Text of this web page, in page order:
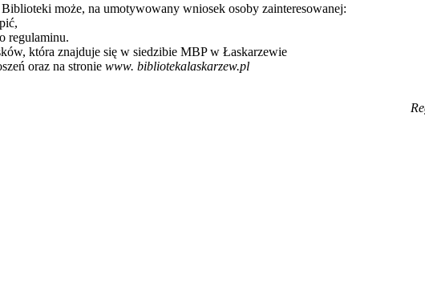
może, na umotywowany wniosek osoby zainteresowanej:
regulaminu.
która znajduje się w siedzibie MBP w Łaskarzewie
oraz na stronie www. bibliotekalaskarzew.pl